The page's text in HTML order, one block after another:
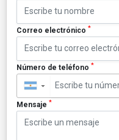
Correo electrónico *
Número de teléfono *
▼
Mensaje *